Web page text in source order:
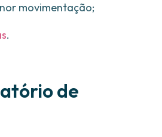
movimentação;
.
de